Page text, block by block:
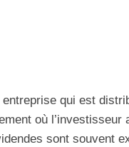
qui est
où l’investisseur
sont souvent